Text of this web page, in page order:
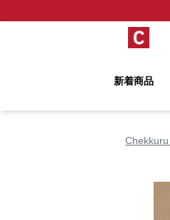
新着商品